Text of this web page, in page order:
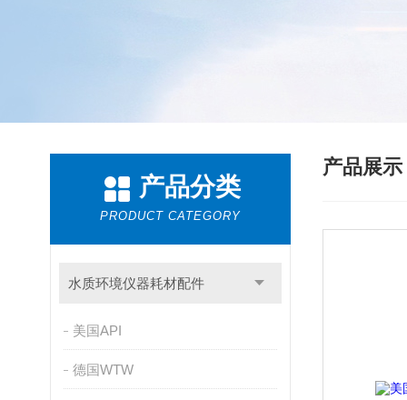
产品分类
PRODUCT CATEGORY
水质环境仪器耗材配件
美国API
德国WTW
产品展示